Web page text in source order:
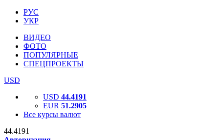
РУС
УКР
ВИДЕО
ФОТО
ПОПУЛЯРНЫЕ
СПЕЦПРОЕКТЫ
USD
USD 44.4191
EUR 51.2905
Все курсы валют
44.4191